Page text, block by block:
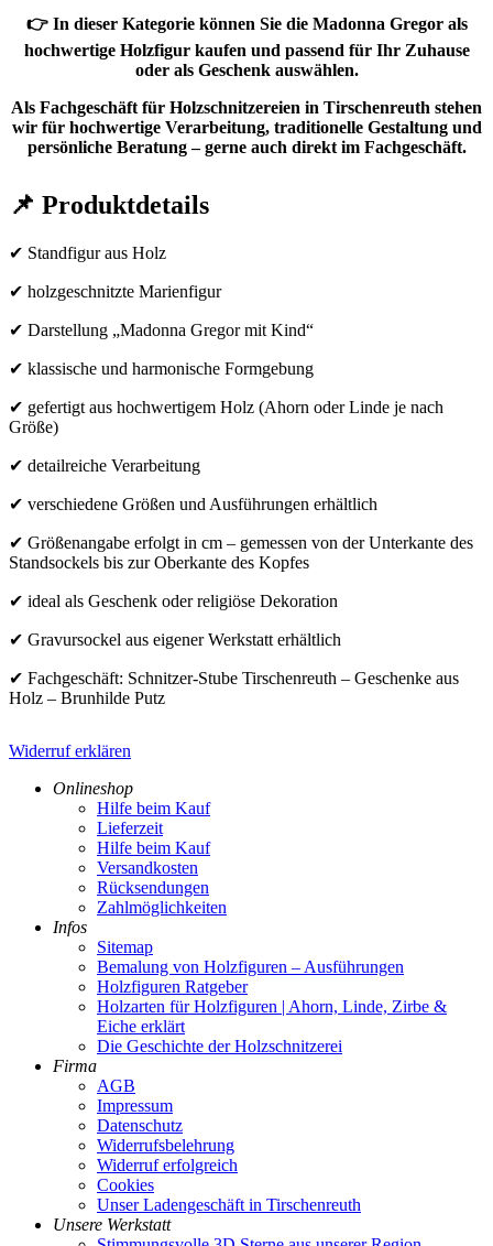
👉 In dieser Kategorie können Sie die Madonna Gregor als
hochwertige Holzfigur kaufen und passend für Ihr Zuhause
oder als Geschenk auswählen.
Als Fachgeschäft für Holzschnitzereien in Tirschenreuth stehen
wir für hochwertige Verarbeitung, traditionelle Gestaltung und
persönliche Beratung – gerne auch direkt im Fachgeschäft.
📌 Produktdetails
✔ Standfigur aus Holz
✔ holzgeschnitzte Marienfigur
✔ Darstellung „Madonna Gregor mit Kind“
✔ klassische und harmonische Formgebung
✔ gefertigt aus hochwertigem Holz (Ahorn oder Linde je nach
Größe)
✔ detailreiche Verarbeitung
✔ verschiedene Größen und Ausführungen erhältlich
✔ Größenangabe erfolgt in cm – gemessen von der Unterkante des
Standsockels bis zur Oberkante des Kopfes
✔ ideal als Geschenk oder religiöse Dekoration
✔ Gravursockel aus eigener Werkstatt erhältlich
✔ Fachgeschäft: Schnitzer-Stube Tirschenreuth – Geschenke aus
Holz – Brunhilde Putz
Widerruf erklären
Onlineshop
Hilfe beim Kauf
Lieferzeit
Hilfe beim Kauf
Versandkosten
Rücksendungen
Zahlmöglichkeiten
Infos
Sitemap
Bemalung von Holzfiguren – Ausführungen
Holzfiguren Ratgeber
Holzarten für Holzfiguren | Ahorn, Linde, Zirbe &
Eiche erklärt
Die Geschichte der Holzschnitzerei
Firma
AGB
Impressum
Datenschutz
Widerrufsbelehrung
Widerruf erfolgreich
Cookies
Unser Ladengeschäft in Tirschenreuth
Unsere Werkstatt